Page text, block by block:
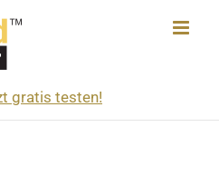
gratis testen!